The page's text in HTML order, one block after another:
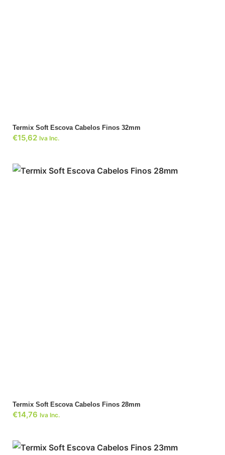
Termix Soft Escova Cabelos Finos 32mm
€15,62 Iva Inc.
Termix Soft Escova Cabelos Finos 28mm
€14,76 Iva Inc.